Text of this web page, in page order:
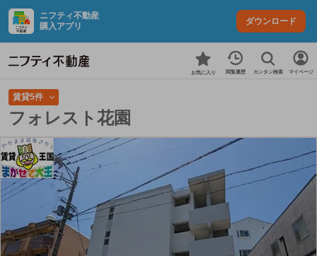
ニフティ不動産
購入アプリ
ダウンロード
お気に入り 閲覧履歴 カンタン検索 マイページ
賃貸5件
フォレスト花園